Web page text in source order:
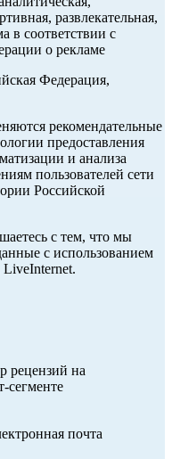
развлекательная,
в соответствии с
о рекламе
Федерация,
рекомендательные
предоставления
и анализа
пользователей сети
Российской
с тем, что мы
с использованием
LiveInternet.
рецензий на
сегменте
почта